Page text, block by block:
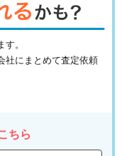
。
社にまとめて査定依頼
ちら